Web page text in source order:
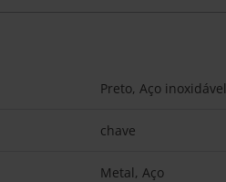
Preto, Aço inoxidável
chave
Metal, Aço